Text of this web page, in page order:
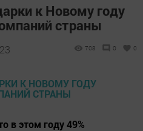
к Новому году
страны
708 0 0
в этом году 49%